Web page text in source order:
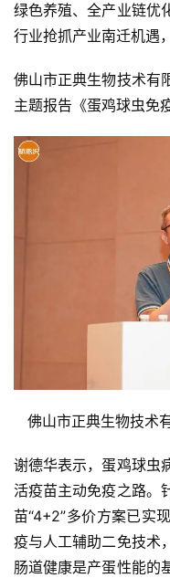
绿色养殖、全产业链优
行业抢抓产业南迁机遇
佛山市正典生物技术有
主题报告《蛋鸡球虫免
佛山市正典生物技术
谢德华表示，蛋鸡球虫
活疫苗主动免疫之路。
苗“4+2”多价方案已实
疫与人工辅助二免技术
肠道健康是产蛋性能的